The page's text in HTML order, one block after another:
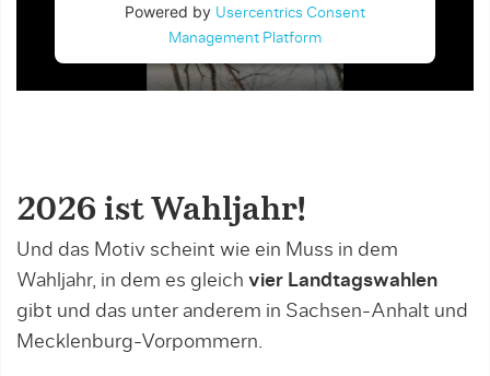
Powered by Usercentrics Consent
Management Platform
2026 ist Wahljahr!
Und das Motiv scheint wie ein Muss in dem
Wahljahr, in dem es gleich vier Landtagswahlen
gibt und das unter anderem in Sachsen-Anhalt und
Mecklenburg-Vorpommern.